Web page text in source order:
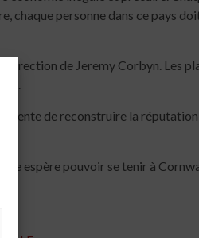
chaque personne dans ce pays
direction de Jeremy Corbyn. Les
tente de reconstruire la
espère pouvoir se tenir à